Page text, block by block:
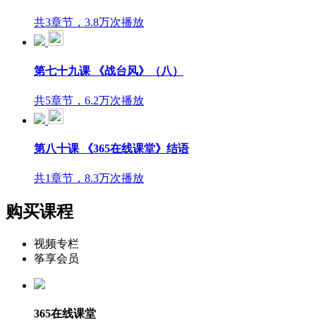
共3章节，3.8万次播放
第七十九课 《战台风》（八）
共5章节，6.2万次播放
第八十课 《365在线课堂》结语
共1章节，8.3万次播放
购买课程
视频专栏
筝享会员
365在线课堂